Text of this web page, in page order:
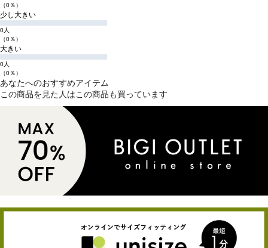
（0％）
少し大きい
0人
（0％）
大きい
0人
（0％）
あなたへのおすすめアイテム
この商品を見た人はこの商品も買っています